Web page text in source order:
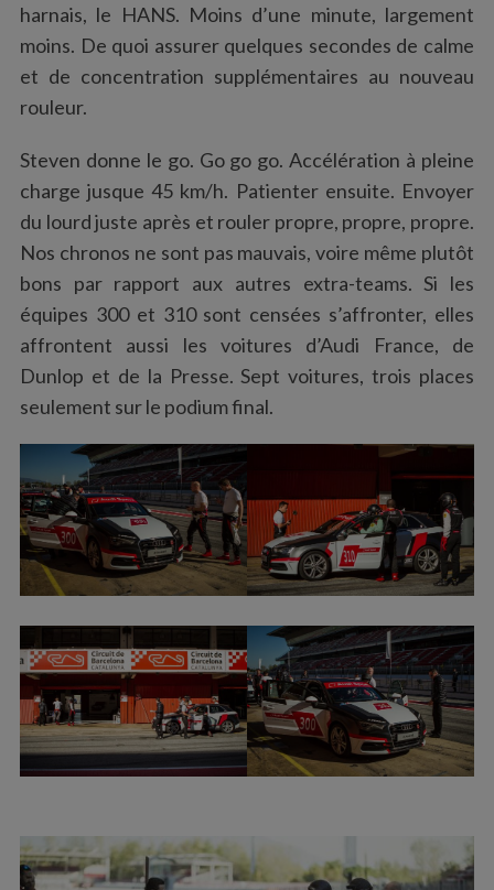
harnais, le HANS. Moins d’une minute, largement
moins. De quoi assurer quelques secondes de calme
et de concentration supplémentaires au nouveau
rouleur.
Steven donne le go. Go go go. Accélération à pleine
charge jusque 45 km/h. Patienter ensuite. Envoyer
du lourd juste après et rouler propre, propre, propre.
Nos chronos ne sont pas mauvais, voire même plutôt
bons par rapport aux autres extra-teams. Si les
équipes 300 et 310 sont censées s’affronter, elles
affrontent aussi les voitures d’Audi France, de
Dunlop et de la Presse. Sept voitures, trois places
seulement sur le podium final.